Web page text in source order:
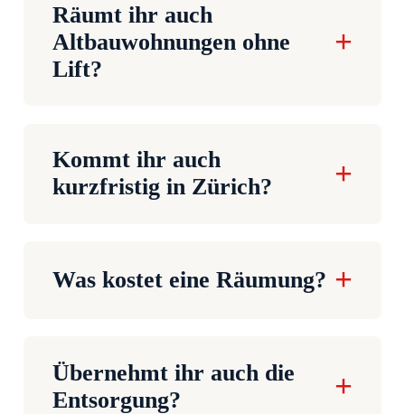
Räumt ihr auch
Altbauwohnungen ohne
Lift?
Kommt ihr auch
kurzfristig in Zürich?
Was kostet eine Räumung?
Übernehmt ihr auch die
Entsorgung?